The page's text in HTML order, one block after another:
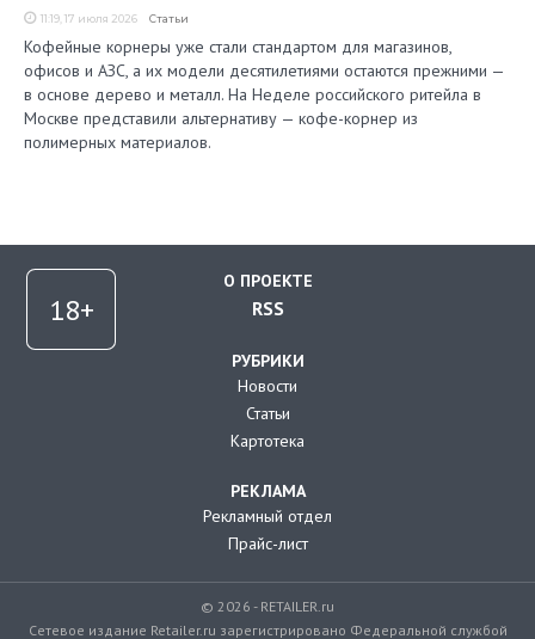
11:19, 17 июля 2026 Статьи
Кофейные корнеры уже стали стандартом для магазинов,
офисов и АЗС, а их модели десятилетиями остаются прежними —
в основе дерево и металл. На Неделе российского ритейла в
Москве представили альтернативу — кофе-корнер из
полимерных материалов.
О ПРОЕКТЕ
RSS
РУБРИКИ
Новости
Статьи
Картотека
РЕКЛАМА
Рекламный отдел
Прайс-лист
© 2026 - RETAILER.ru
Сетевое издание Retailer.ru зарегистрировано Федеральной службой